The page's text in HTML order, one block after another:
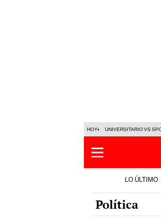
HOY UNIVERSITARIO VS
LO ÚLTIMO
Política